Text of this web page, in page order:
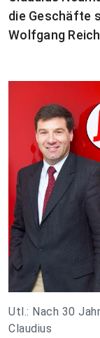
die Geschäfte
Wolfgang
Utl.: Nach 30
Claudius